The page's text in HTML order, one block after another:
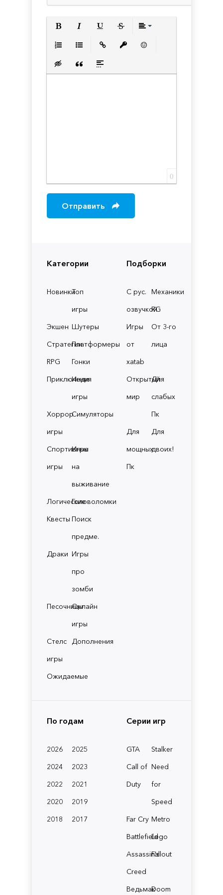
Категории
НовинкиТоп
игры
Экшен Шутеры
СтратегииПлатформеры
RPG
Гонки
Приключения
Инди
игры
Хоррор
игры
Симуляторы
Спортивные
игры
Игры
на
выживание
ЛогическиеГоловоломки
Квесты Поиск
предме.
Драки Игры
про
зомби
ПесочницыОнлайн
игры
Стелс
игры
Дополнения
Ожидаемые
Подборки
С рус.
озвучкой
Механики
RG
Игры
от
xatab
От 3-го
лица
Открытый
мир
Для
слабых
Пк
Для
мощных
Пк
Для
двоих!
По годам
2026
2025
2024
2023
2022
2021
2020
2019
2018
2017
Серии игр
GTA
Stalker
Call of
Duty
Need
for
Speed
Far Cry Metro
BattlefieldLego
Assassin's
Creed
Fallout
ВедьмакDoom
Вставка скрытого текста
Вставка цитаты
Вставка спойлера
0
Отправить